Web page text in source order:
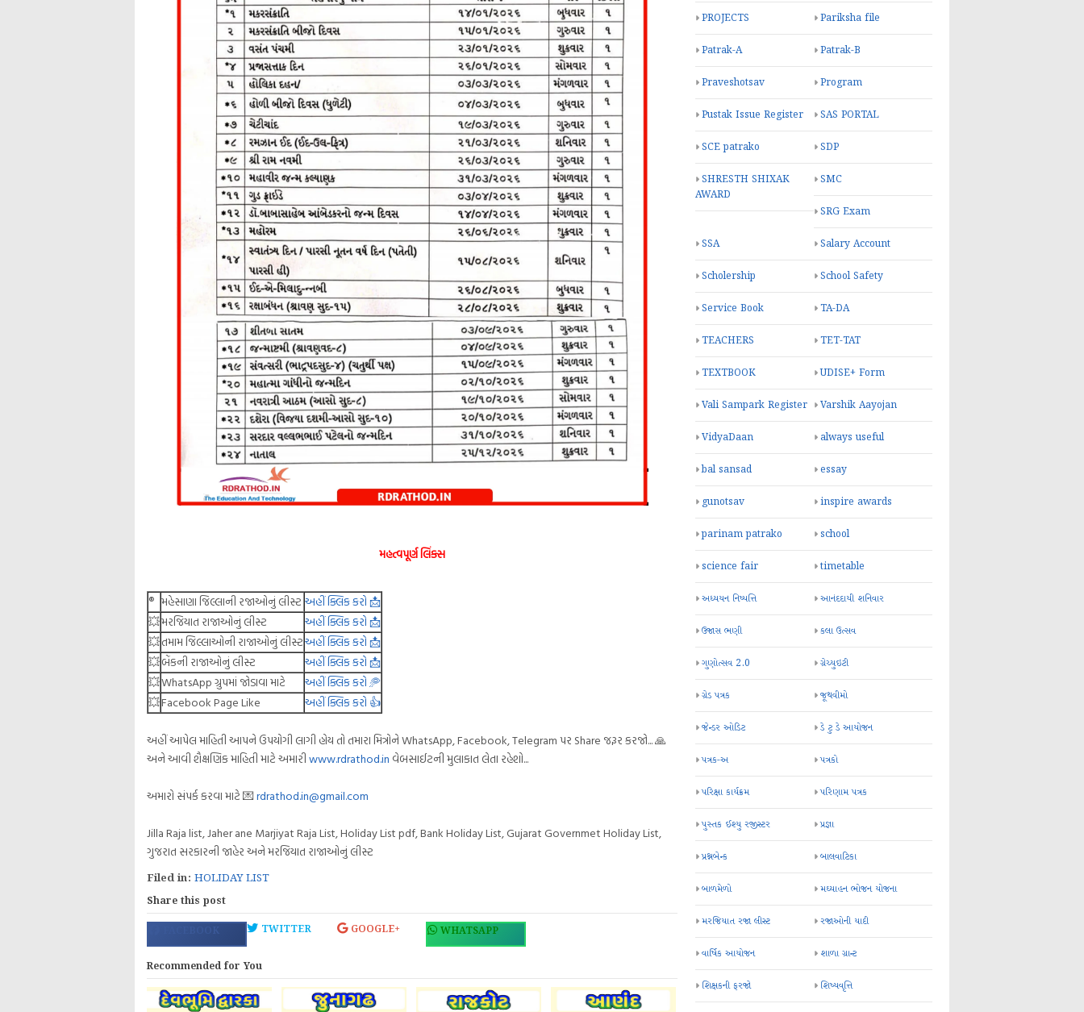
મહત્વપૂર્ણ લિંક્સ
®️ મહેસાણા જિલ્લાની રજાઓનું લીસ્ટ અહીં ક્લિક કરો 📩
💥મરજિયાત રાજાઓનું લીસ્ટ
અહીં ક્લિક કરો 📩
💥તમામ જિલ્લાઓની રાજાઓનું લીસ્ટઅહીં ક્લિક કરો 📩
💥બેંકની રાજાઓનું લીસ્ટ
અહીં ક્લિક કરો 📩
💥WhatsApp ગ્રુપમાં જોડાવા માટે
અહીં ક્લિક કરો 🥏
💥Facebook Page Like અહીં ક્લિક કરો 👍
અહીં આપેલ માહિતી આપને ઉપયોગી લાગી હોય તો તમારા મિત્રોને WhatsApp, Facebook, Telegram પર Share જરૂર કરજો... 🙏
અને આવી શૈક્ષણિક માહિતી માટે અમારીwww.rdrathod.in વેબસાઈટની મુલાકાત લેતા રહેશો...
અમારો સંપર્ક કરવા માટે 💌rdrathod.in@gmail.com
Jilla Raja list, Jaher ane Marjiyat Raja List, Holiday List pdf, Bank Holiday List, Gujarat Governmet Holiday List,
ગુજરાત સરકારની જાહેર અને મરજિયાત રાજાઓનું લીસ્ટ
Filed in: HOLIDAY LIST
Share this post
FACEBOOK TWITTER GOOGLE+ WHATSAPP
Recommended for You
PROJECTS Pariksha file
Patrak-A Patrak-B
Praveshotsav Program
Pustak Issue Register SAS PORTAL
SCE patrako SDP
SHRESTH SHIXAK
AWARD
SMC
SRG Exam
SSA Salary Account
Scholership School Safety
Service Book TA-DA
TEACHERS TET-TAT
TEXTBOOK UDISE+ Form
Vali Sampark Register Varshik Aayojan
VidyaDaan always useful
bal sansad essay
gunotsav inspire awards
parinam patrako school
science fair timetable
અધ્યયન નિષ્પત્તિ આનંદદાયી શનિવાર
ઉજાસ ભણી કલા ઉત્સવ
ગુણોત્સવ 2.0 ગ્રેચ્યુઇટી
ગ્રેડ પત્રક જૂથવીમો
જેન્ડર ઓડિટ ડે ટુ ડે આયોજન
પત્રક-અ પત્રકો
પરિક્ષા કાર્યક્રમ પરિણામ પત્રક
પુસ્તક ઈશ્યુ રજીસ્ટર પ્રજ્ઞા
પ્રશ્નબેન્ક બાલવાટિકા
બાળમેળો મઘ્યાહન ભોજન યોજના
મરજિયાત રજા લીસ્ટ રજાઓની યાદી
વાર્ષિક આયોજન શાળા ગ્રાન્ટ
શિક્ષકની ફરજો શિષ્યવૃત્તિ